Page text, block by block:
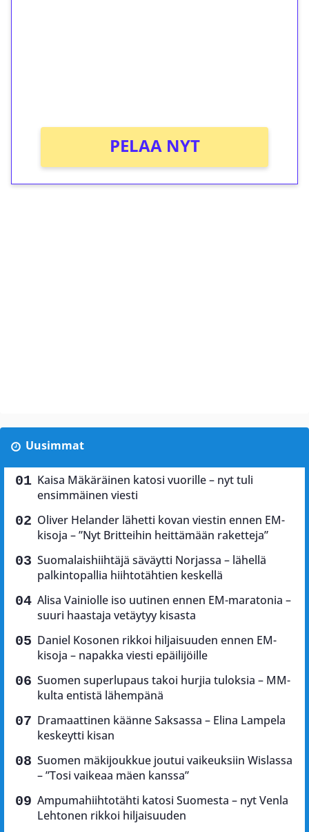
PELAA NYT
Uusimmat
Kaisa Mäkäräinen katosi vuorille – nyt tuli
ensimmäinen viesti
Oliver Helander lähetti kovan viestin ennen EM-
kisoja – ”Nyt Britteihin heittämään raketteja”
Suomalaishiihtäjä säväytti Norjassa – lähellä
palkintopallia hiihtotähtien keskellä
Alisa Vainiolle iso uutinen ennen EM-maratonia –
suuri haastaja vetäytyy kisasta
Daniel Kosonen rikkoi hiljaisuuden ennen EM-
kisoja – napakka viesti epäilijöille
Suomen superlupaus takoi hurjia tuloksia – MM-
kulta entistä lähempänä
Dramaattinen käänne Saksassa – Elina Lampela
keskeytti kisan
Suomen mäkijoukkue joutui vaikeuksiin Wislassa
– ”Tosi vaikeaa mäen kanssa”
Ampumahiihtotähti katosi Suomesta – nyt Venla
Lehtonen rikkoi hiljaisuuden